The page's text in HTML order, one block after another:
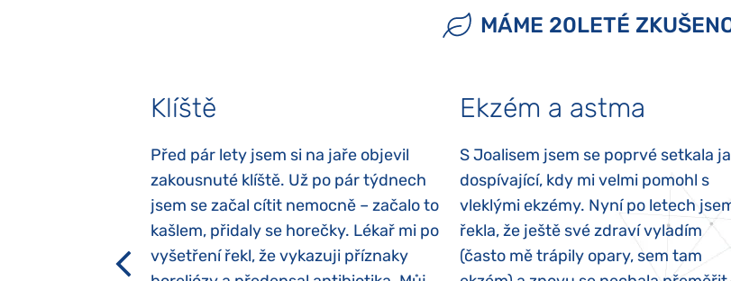
MÁME 20LETÉ
Klíště
Před pár lety jsem si na jaře objevil
zakousnuté klíště. Už po pár týdnech
jsem se začal cítit nemocně – začalo to
kašlem, přidaly se horečky. Lékař mi po
vyšetření řekl, že vykazuji příznaky
Ekzém a astma
S Joalisem jsem se poprvé setkala
dospívající, kdy mi velmi pomohl s
vleklými ekzémy. Nyní po letech
řekla, že ještě své zdraví vyladím
(často mě trápily opary, sem tam